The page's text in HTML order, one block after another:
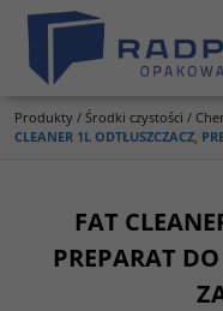
Produkty / Środki czystości /
CLEANER 1L ODTŁUSZCZACZ,
FAT
PREPARAT